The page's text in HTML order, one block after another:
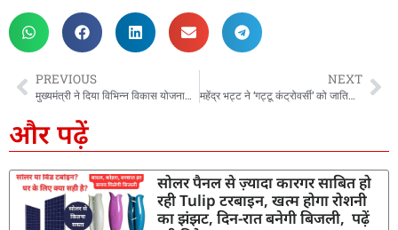
PREVIOUS
मुख्यमंत्री ने दिया विभिन्न विकास योजनाओं के लिए ₹ 508 करोड की धनराशि का अनुमोदन
NEXT
महेंद्र भट्ट ने ‘गट्टू कंट्रोवर्सी’ को जातिवाद से जोड़ा, उर्मिला पर कहा- कांग्रेस के हाथों खेल रही है वो बहन
और पढ़ें
सोलर पैनल से ज़्यादा कारगर साबित हो
रही Tulip टरबाइन, खत्म होगा रोशनी
का झंझट, दिन-रात बनेगी बिजली, पढ़ें